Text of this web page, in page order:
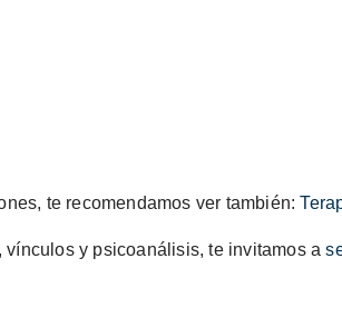
te recomendamos ver también:
vínculos y psicoanálisis, te invitamos a